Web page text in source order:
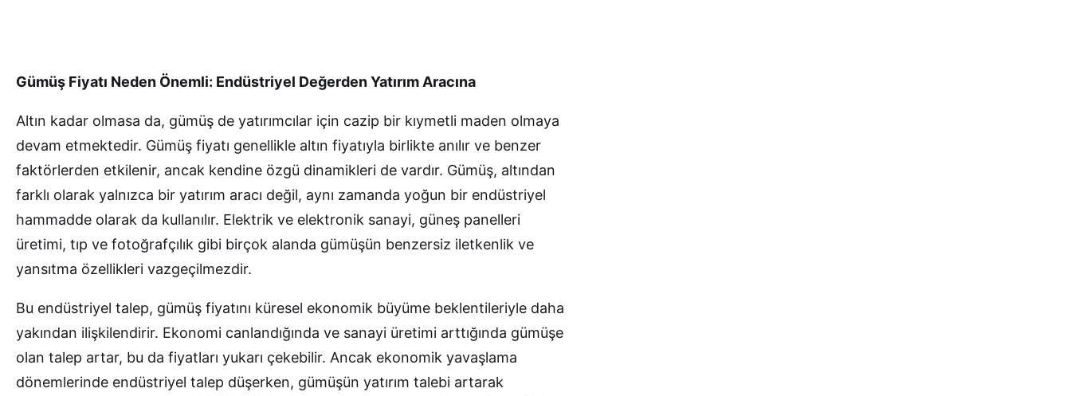
Gümüş Fiyatı Neden Önemli: Endüstriyel Değerden Yatırım Aracına
Altın kadar olmasa da, gümüş de yatırımcılar için cazip bir kıymetli maden olmaya
devam etmektedir. Gümüş fiyatı genellikle altın fiyatıyla birlikte anılır ve benzer
faktörlerden etkilenir, ancak kendine özgü dinamikleri de vardır. Gümüş, altından
farklı olarak yalnızca bir yatırım aracı değil, aynı zamanda yoğun bir endüstriyel
hammadde olarak da kullanılır. Elektrik ve elektronik sanayi, güneş panelleri
üretimi, tıp ve fotoğrafçılık gibi birçok alanda gümüşün benzersiz iletkenlik ve
yansıtma özellikleri vazgeçilmezdir.
Bu endüstriyel talep, gümüş fiyatını küresel ekonomik büyüme beklentileriyle daha
yakından ilişkilendirir. Ekonomi canlandığında ve sanayi üretimi arttığında gümüşe
olan talep artar, bu da fiyatları yukarı çekebilir. Ancak ekonomik yavaşlama
dönemlerinde endüstriyel talep düşerken, gümüşün yatırım talebi artarak